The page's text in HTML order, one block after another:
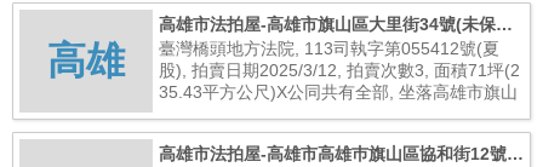
高雄
高雄市法拍屋-高雄市旗山區大里街34號(未保存
登記建物)
臺灣橋頭地方法院, 113司執字第055412號(夏
股), 拍賣日期2025/3/12, 拍賣次數3, 面積71坪(2
35.43平方公尺)X公同共有全部, 坐落高雄市旗山
6,000元
高雄市法拍屋-高雄市高雄巿旗山區協和街12號